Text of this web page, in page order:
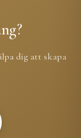
dig att skapa